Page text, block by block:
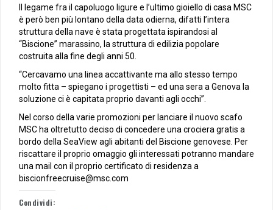
Il legame fra il capoluogo ligure e l’ultimo gioiello di casa MSC
è però ben più lontano della data odierna, difatti l’intera
struttura della nave è stata progettata ispirandosi al
“Biscione” marassino, la struttura di edilizia popolare
costruita alla fine degli anni 50.
“Cercavamo una linea accattivante ma allo stesso tempo
molto fitta – spiegano i progettisti – ed una sera a Genova la
soluzione ci è capitata proprio davanti agli occhi”.
Nel corso della varie promozioni per lanciare il nuovo scafo
MSC ha oltretutto deciso di concedere una crociera gratis a
bordo della SeaView agli abitanti del Biscione genovese. Per
riscattare il proprio omaggio gli interessati potranno mandare
una mail con il proprio certificato di residenza a
biscionfreecruise@msc.com
Condividi: